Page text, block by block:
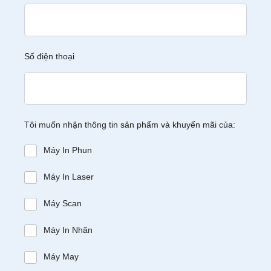
Số điện thoại
Tôi muốn nhận thông tin sản phẩm và khuyến mãi của:
Máy In Phun
Máy In Laser
Máy Scan
Máy In Nhãn
Máy May